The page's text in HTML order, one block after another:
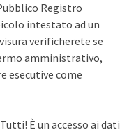
Registro
intestato ad un
verificherete se
amministrativo,
esecutive come
È un accesso ai dati